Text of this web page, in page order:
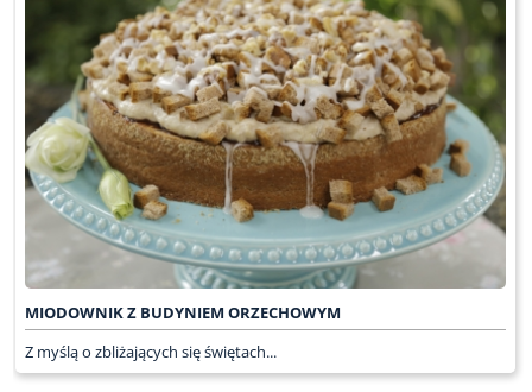
MIODOWNIK Z BUDYNIEM ORZECHOWYM
Z myślą o zbliżających się świętach...